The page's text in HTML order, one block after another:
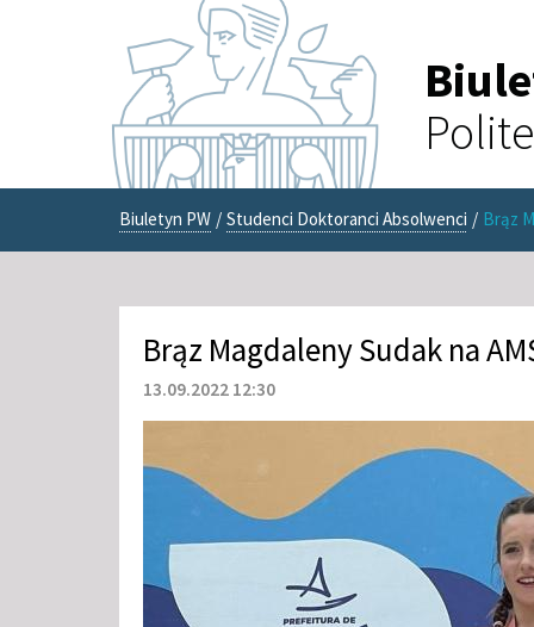
Biuletyn PW / Studenci Doktoranci Absolwenci / Brąz
Brąz Magdaleny Sudak na
13.09.2022 12:30